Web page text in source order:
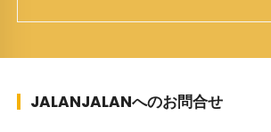
スポーツ ：水泳(浜名湾流古式
ク ソフトボ
JALANJALANへのお問合せ